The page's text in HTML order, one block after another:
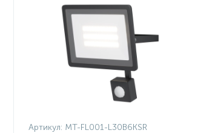
Артикул: MT-FL001-L30B6KSR